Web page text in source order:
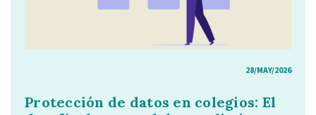
28/MAY/2026
Protección de datos en colegios: El